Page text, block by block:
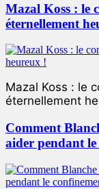
Mazal Koss : le
éternellement
Mazal Koss : le
éternellement
Comment
aider pendant